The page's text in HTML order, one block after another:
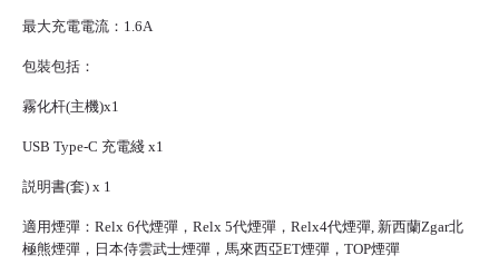
最大充電電流：1.6A
包裝包括：
霧化杆(主機)x1
USB Type-C 充電綫 x1
説明書(套) x 1
適用煙彈：Relx 6代煙彈，Relx 5代煙彈，Relx4代煙彈, 新西蘭Zgar北
極熊煙彈，日本侍雲武士煙彈，馬來西亞ET煙彈，TOP煙彈